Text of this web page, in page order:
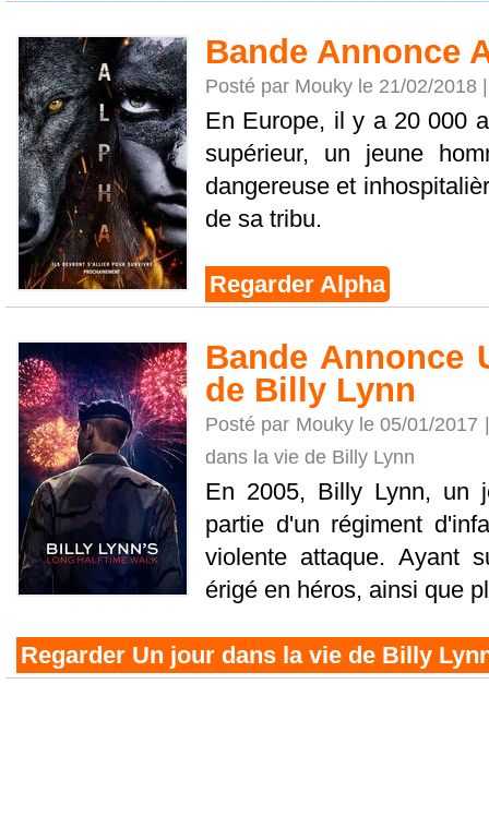
Bande Annonce
Posté par Mouky le 21/02/2018
En Europe, il y a 20 000
supérieur, un jeune
dangereuse et
de sa tribu.
Regarder Alpha
Bande Annonce
de Billy Lynn
Posté par Mouky le 05/01/2017
dans la vie de Billy Lynn
En 2005, Billy Lynn, un
partie d'un régiment
violente attaque. Ayant
érigé en héros, ainsi que
Regarder Un jour dans la vie de Billy